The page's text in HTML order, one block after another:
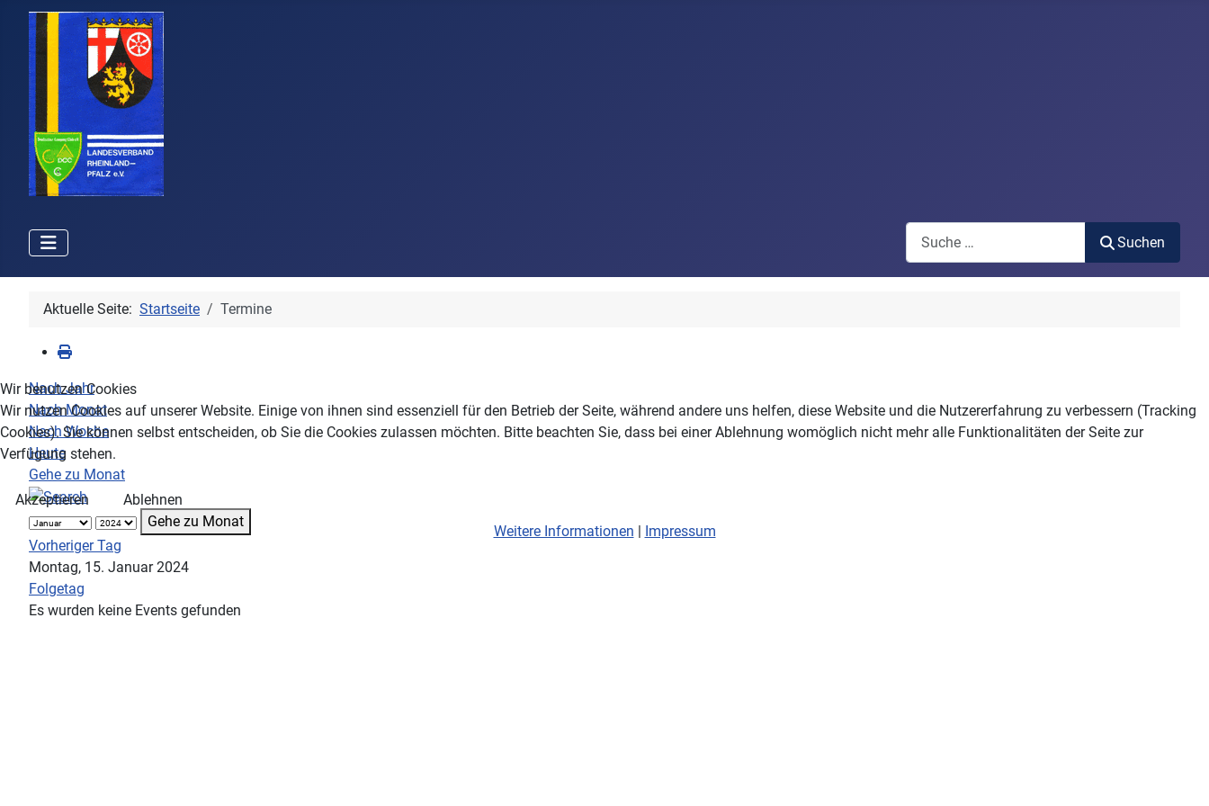
Search
Suchen
Aktuelle Seite: Startseite Termine
Nach Jahr
Nach Monat
Nach Woche
Heute
Gehe zu Monat
Gehe zu Monat
Vorheriger Tag
Montag, 15. Januar 2024
Folgetag
Es wurden keine Events gefunden
Wir benutzen Cookies
Wir nutzen Cookies auf unserer Website. Einige von ihnen sind essenziell für den Betrieb der Seite, während andere uns helfen, diese Website und die Nutzererfahrung zu verbessern (Tracking
Cookies). Sie können selbst entscheiden, ob Sie die Cookies zulassen möchten. Bitte beachten Sie, dass bei einer Ablehnung womöglich nicht mehr alle Funktionalitäten der Seite zur
Verfügung stehen.
Akzeptieren
Ablehnen
Weitere Informationen | Impressum